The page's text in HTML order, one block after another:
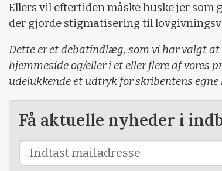
Ellers vil eftertiden måske huske jer som
der gjorde stigmatisering til
Dette er et debatindlæg, som vi har valgt
hjemmeside og/eller i et eller flere af vores
udelukkende et udtryk for skribentens egne
Få aktuelle nyheder i